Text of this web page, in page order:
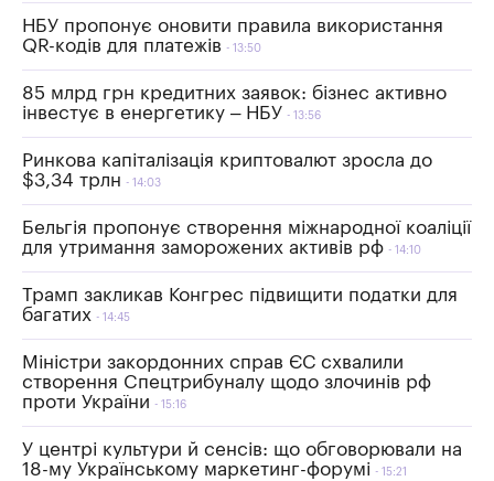
НБУ пропонує оновити правила використання
QR-кодів для платежів
13:50
85 млрд грн кредитних заявок: бізнес активно
інвестує в енергетику – НБУ
13:56
Ринкова капіталізація криптовалют зросла до
$3,34 трлн
14:03
Бельгія пропонує створення міжнародної коаліції
для утримання заморожених активів рф
14:10
Трамп закликав Конгрес підвищити податки для
багатих
14:45
Міністри закордонних справ ЄС схвалили
створення Cпецтрибуналу щодо злочинів рф
проти України
15:16
У центрі культури й сенсів: що обговорювали на
18-му Українському маркетинг-форумі
15:21